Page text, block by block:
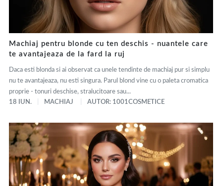
Machiaj pentru blonde cu ten deschis - nuantele care
te avantajeaza de la fard la ruj
Daca esti blonda si ai observat ca unele tendinte de machiaj pur si simplu
nu te avantajeaza, nu esti singura. Parul blond vine cu o paleta cromatica
proprie - tonuri deschise, stralucitoare sau...
18 IUN.
MACHIAJ AUTOR: 1001COSMETICE